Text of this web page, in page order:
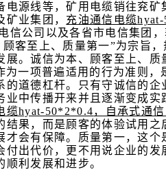
电源线等，矿用电缆销往兖
矿业集团， 充油通信电缆
信公司以及各省市电信集团
客至上、质量第一”为宗旨
展。诚信为本、顾客至上、
为一项普遍适用的行为准则
的道德杠杆。只有守诚信的
业中传播开来并且逐渐变成
缆hyat-50*2*0.4，自承式通
结果，而是顾客的体验试用
才会有保障。质量第一，这
付出代价，更不用说企业的
利发展和进步。